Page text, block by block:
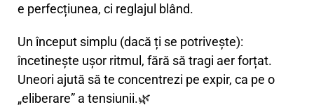
e perfecțiunea, ci reglajul blând.
Un început simplu (dacă ți se potrivește):
încetinește ușor ritmul, fără să tragi aer forțat.
Uneori ajută să te concentrezi pe expir, ca pe o
„eliberare” a tensiunii.🌿